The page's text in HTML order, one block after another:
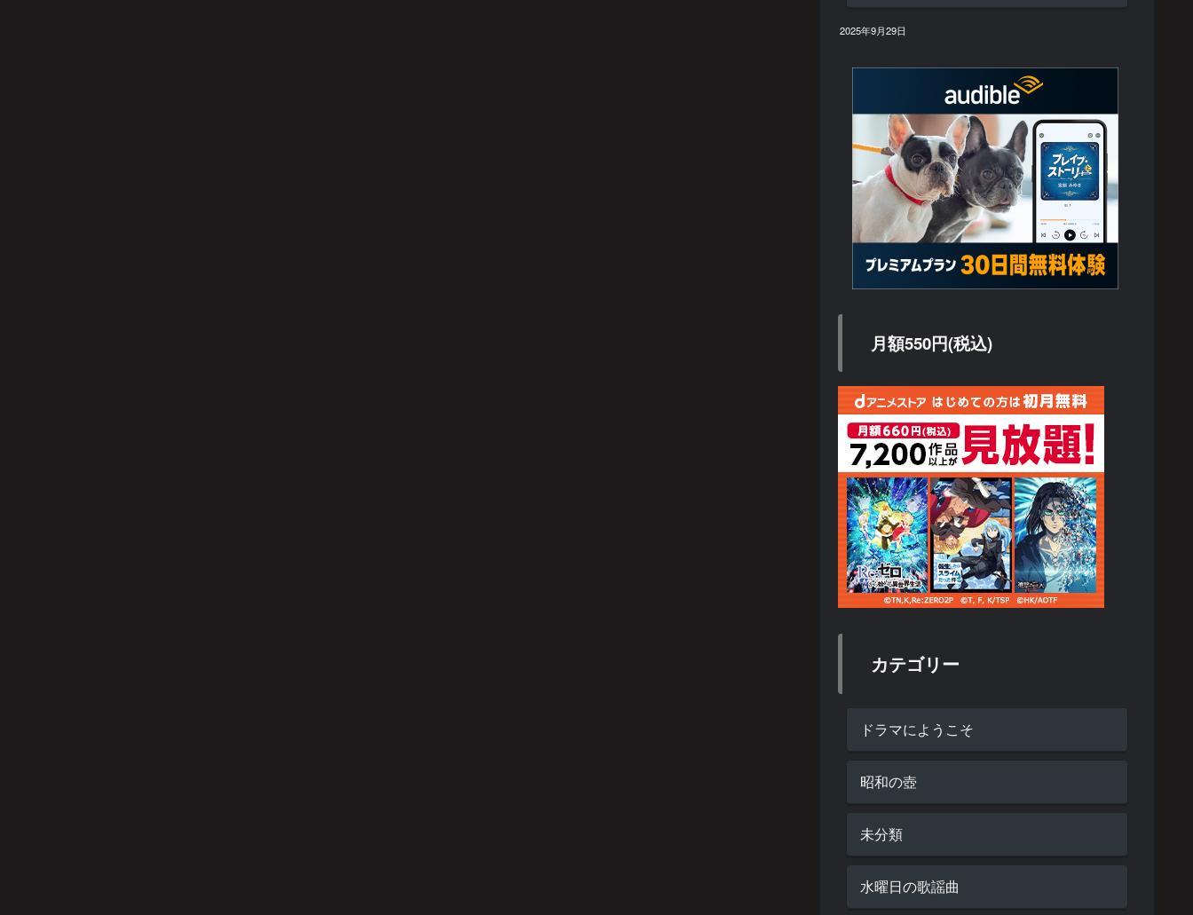
2025年9月29日
月額550円(税込)
カテゴリー
ドラマにようこそ
昭和の壺
未分類
水曜日の歌謡曲